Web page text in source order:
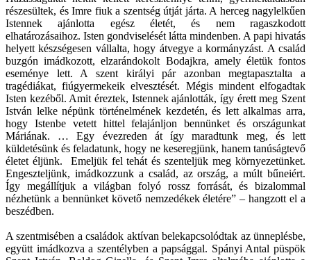
részesültek, és Imre fiuk a szentség útját járta. A herceg nagylelkűen
Istennek ajánlotta egész életét, és nem ragaszkodott
elhatározásaihoz. Isten gondviselését látta mindenben. A papi hivatás
helyett készségesen vállalta, hogy átvegye a kormányzást. A család
buzgón imádkozott, elzarándokolt Bodajkra, amely életük fontos
eseménye lett. A szent királyi pár azonban megtapasztalta a
tragédiákat, fiúgyermekeik elvesztését. Mégis mindent elfogadtak
Isten kezéből. Amit éreztek, Istennek ajánlották, így érett meg Szent
István lelke népünk történelmének kezdetén, és lett alkalmas arra,
hogy Istenbe vetett hittel felajánljon bennünket és országunkat
Máriának. … Egy évezreden át így maradtunk meg, és lett
küldetésünk és feladatunk, hogy ne keseregjünk, hanem tanúságtevő
életet éljünk. Emeljük fel tehát és szenteljük meg környezetünket.
Engeszteljünk, imádkozzunk a család, az ország, a múlt bűneiért.
Így megállítjuk a világban folyó rossz forrását, és bizalommal
nézhetünk a bennünket követő nemzedékek életére” – hangzott el a
beszédben.
A szentmisében a családok aktívan belekapcsolódtak az ünneplésbe,
együtt imádkozva a szentélyben a papsággal. Spányi Antal püspök